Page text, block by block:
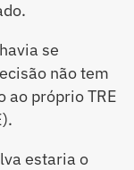
se
não tem
ao próprio TRE
estaria o